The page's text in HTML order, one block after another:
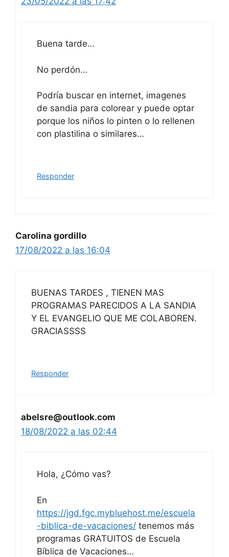
Buena tarde…
No perdón…
Podría buscar en internet, imagenes
de sandia para colorear y puede optar
porque los niños lo pinten o lo rellenen
con plastilina o similares…
Responder
Carolina gordillo
17/08/2022 a las 16:04
BUENAS TARDES , TIENEN MAS
PROGRAMAS PARECIDOS A LA SANDIA
Y EL EVANGELIO QUE ME COLABOREN.
GRACIASSSS
Responder
abelsre@outlook.com
18/08/2022 a las 02:44
Hola, ¿Cómo vas?
En
https://jgd.fgc.mybluehost.me/escuela
-biblica-de-vacaciones/ tenemos más
programas GRATUITOS de Escuela
Bíblica de Vacaciones…